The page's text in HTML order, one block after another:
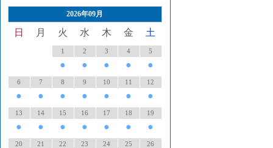
2026年09月
日 月 火 水 木 金 土
1
●
2
●
3
●
4
●
5
●
6
●
7
●
8
●
9
●
10
●
11
●
12
●
13
●
14
●
15
●
16
●
17
●
18
●
19
●
20 21 22 23 24 25 26